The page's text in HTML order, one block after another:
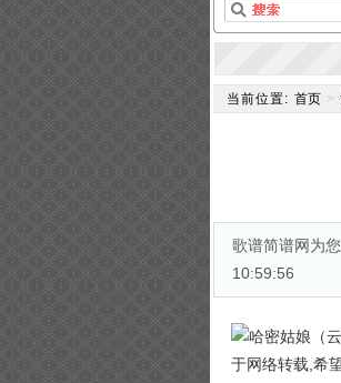
当前位置: 首页 >
歌谱简谱网为
10:59:56
于网络转载,希